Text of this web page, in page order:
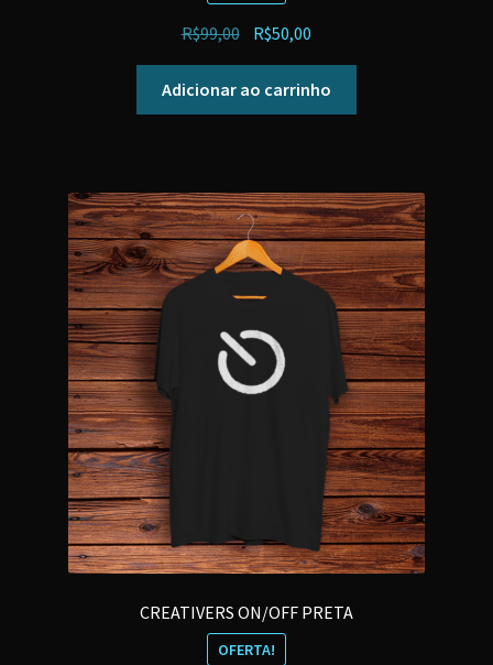
R$99,00
original
era:
R$50,00
atual
é:
Adicionar ao carrinho
CREATIVERS ON/OFF PRETA
OFERTA!